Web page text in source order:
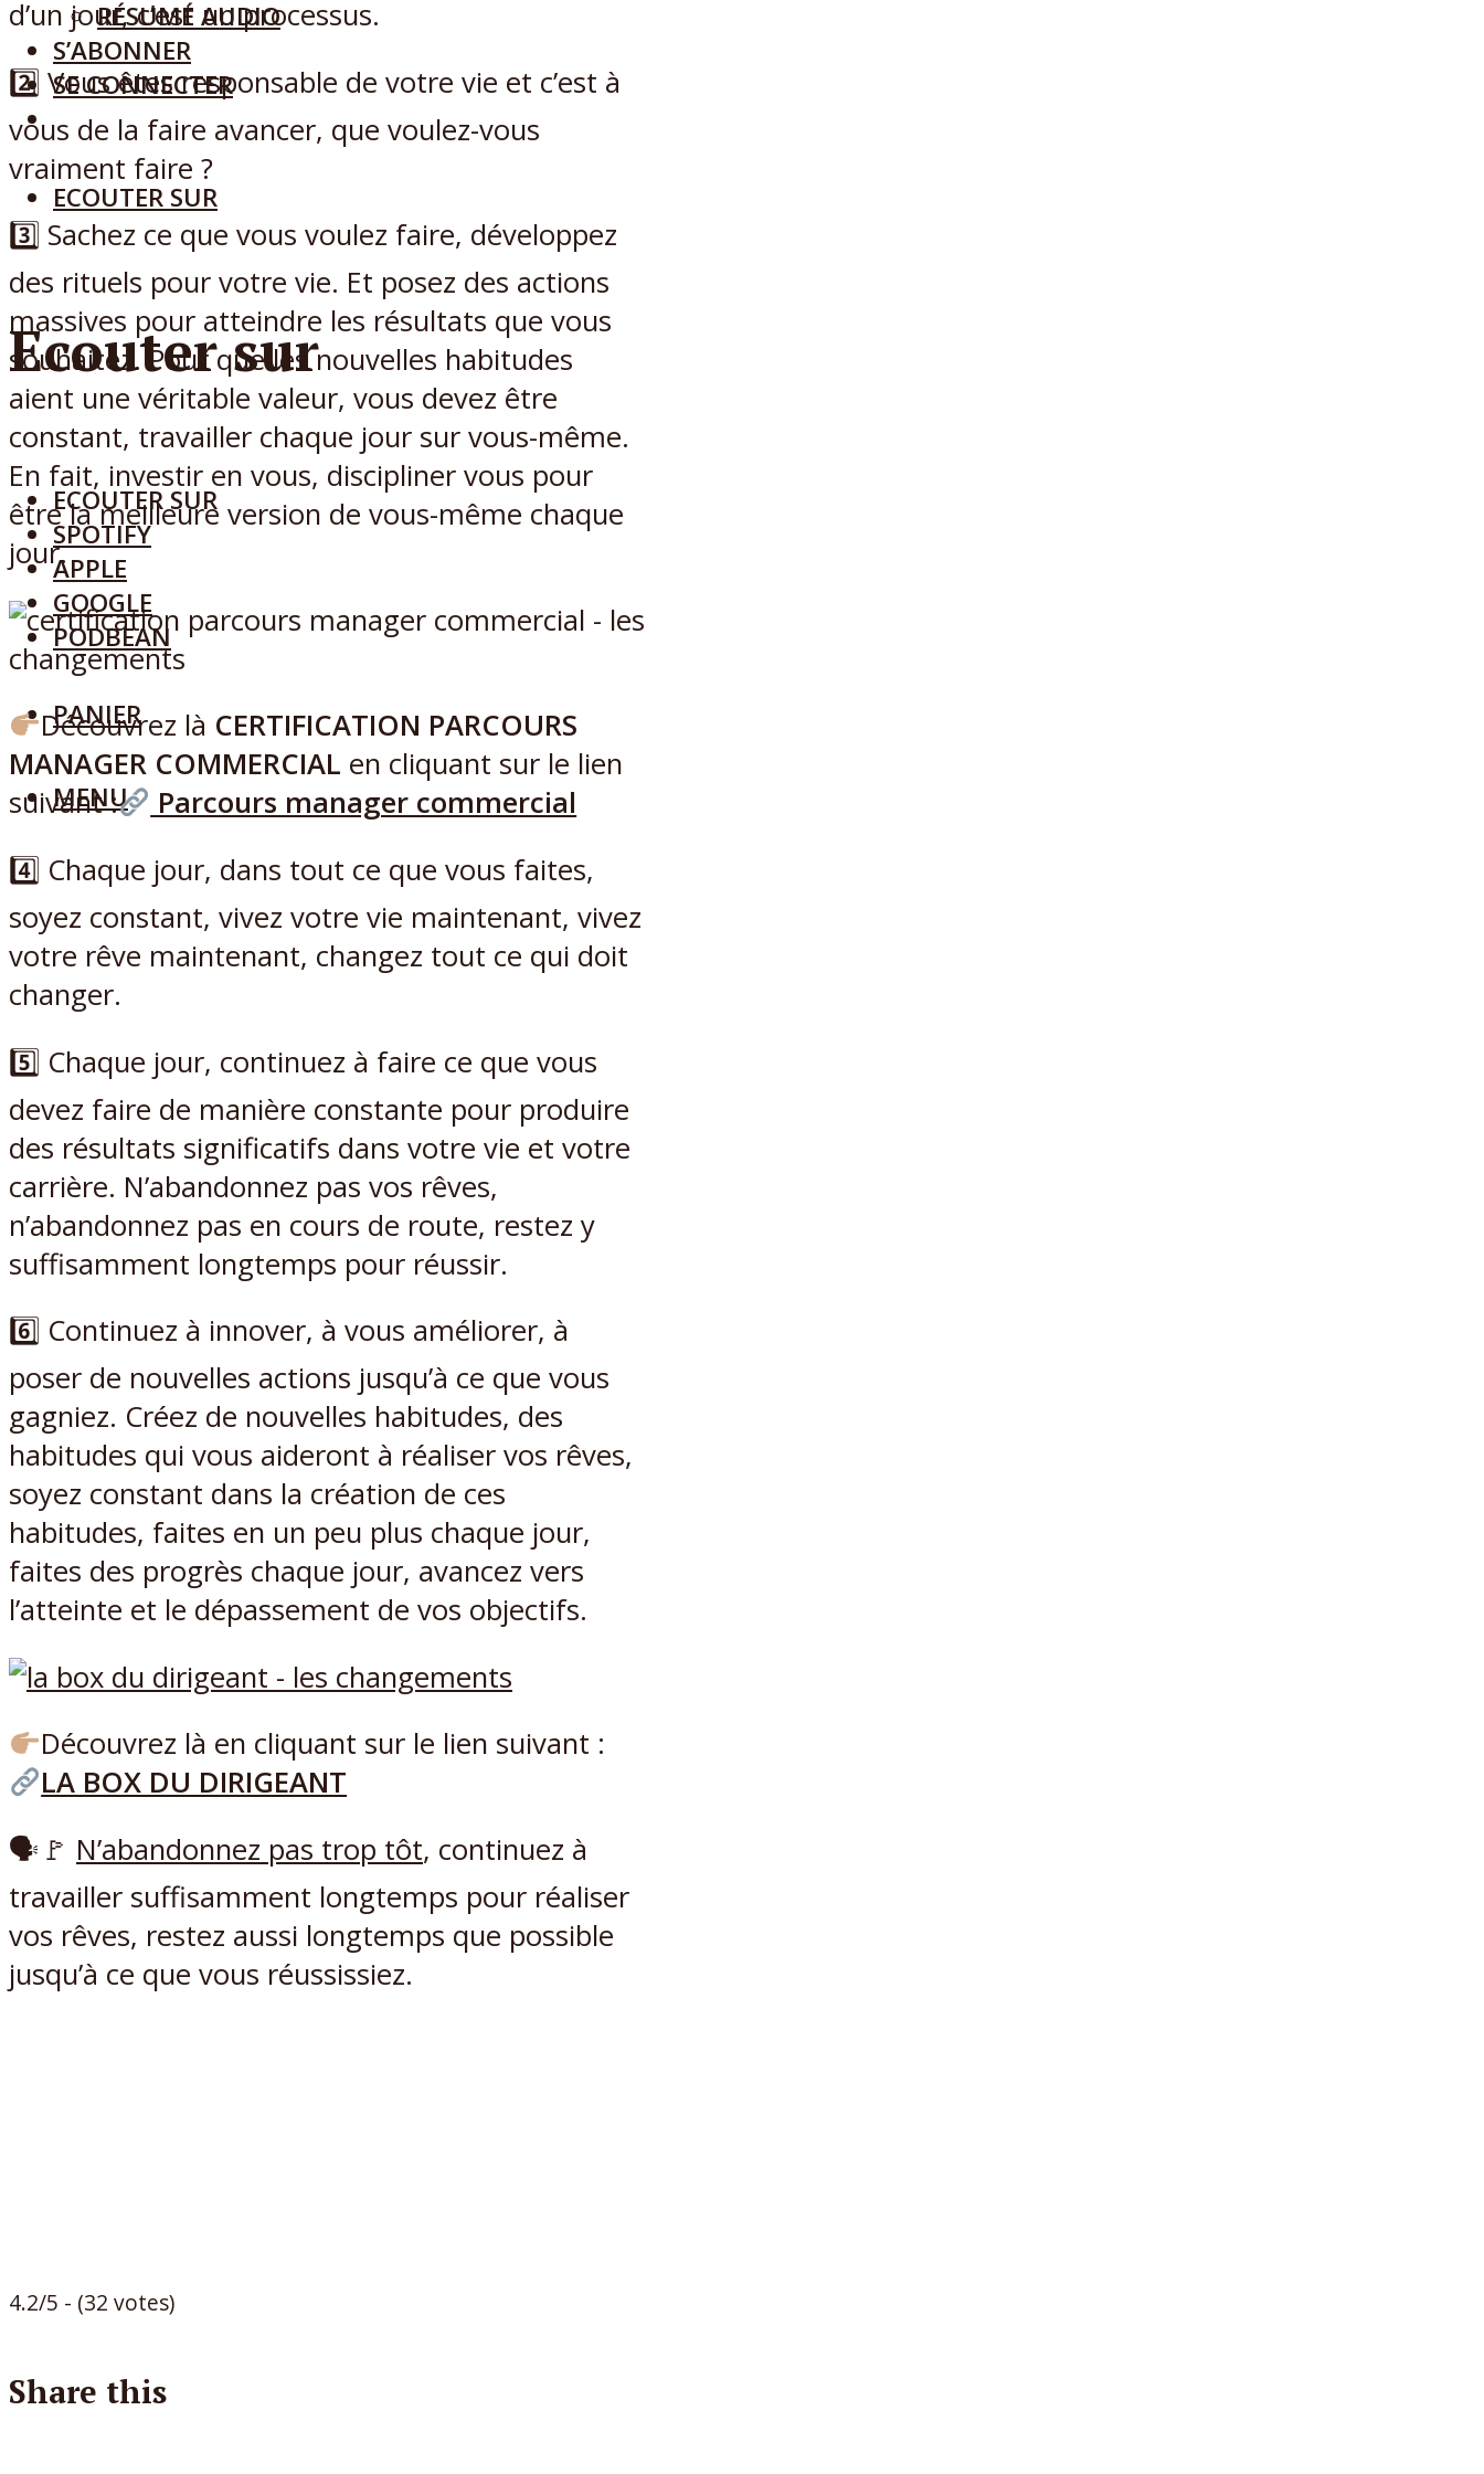
RÉSUMÉ AUDIO
S’ABONNER
SE CONNECTER
ECOUTER SUR
Ecouter sur
ECOUTER SUR
SPOTIFY
APPLE
GOOGLE
PODBEAN
PANIER
MENU
d’un jour, c’est un processus.
2️⃣ Vous êtes responsable de votre vie et c’est à
vous de la faire avancer, que voulez-vous
vraiment faire ?
3️⃣ Sachez ce que vous voulez faire, développez
des rituels pour votre vie. Et posez des actions
massives pour atteindre les résultats que vous
souhaitez. Pour que les nouvelles habitudes
aient une véritable valeur, vous devez être
constant, travailler chaque jour sur vous-même.
En fait, investir en vous, discipliner vous pour
être la meilleure version de vous-même chaque
jour.
Découvrez là CERTIFICATION PARCOURS
MANAGER COMMERCIAL en cliquant sur le lien
suivant :
Parcours manager commercial
4️⃣ Chaque jour, dans tout ce que vous faites,
soyez constant, vivez votre vie maintenant, vivez
votre rêve maintenant, changez tout ce qui doit
changer.
5️⃣ Chaque jour, continuez à faire ce que vous
devez faire de manière constante pour produire
des résultats significatifs dans votre vie et votre
carrière. N’abandonnez pas vos rêves,
n’abandonnez pas en cours de route, restez y
suffisamment longtemps pour réussir.
6️⃣ Continuez à innover, à vous améliorer, à
poser de nouvelles actions jusqu’à ce que vous
gagniez. Créez de nouvelles habitudes, des
habitudes qui vous aideront à réaliser vos rêves,
soyez constant dans la création de ces
habitudes, faites en un peu plus chaque jour,
faites des progrès chaque jour, avancez vers
l’atteinte et le dépassement de vos objectifs.
Découvrez là en cliquant sur le lien suivant :
LA BOX DU DIRIGEANT
🗣🚩 N’abandonnez pas trop tôt, continuez à
travailler suffisamment longtemps pour réaliser
vos rêves, restez aussi longtemps que possible
jusqu’à ce que vous réussissiez.
4.2/5 - (32 votes)
Share this